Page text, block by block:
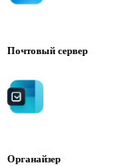
Почтовый сервер
Органайзер